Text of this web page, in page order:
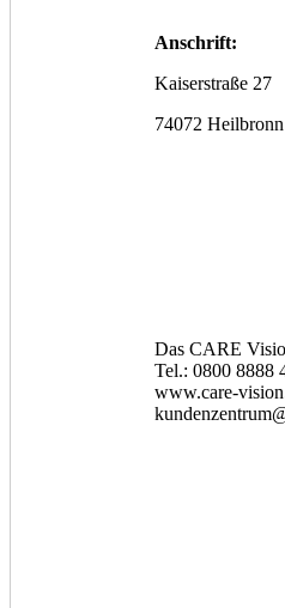
Anschrift:
Kaiserstraße 27
74072 Heilbronn
Das CARE
Tel.: 0800 8888
www.care-